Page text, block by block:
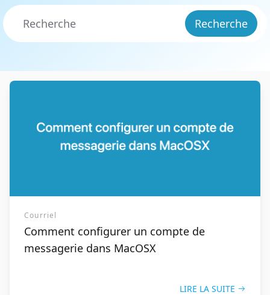
Recherche
Courriel
Comment configurer un compte de
messagerie dans MacOSX
LIRE LA SUITE